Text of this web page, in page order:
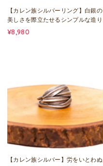
【カレン族シルバーリング】白銀の
美しさを際立たせるシンプルな造り
¥8,980
【カレン族シルバー】労をいとわぬ